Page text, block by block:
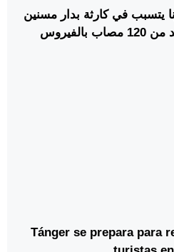
يتسبب في كارثة بدار مسنين
Tánger se prepara para